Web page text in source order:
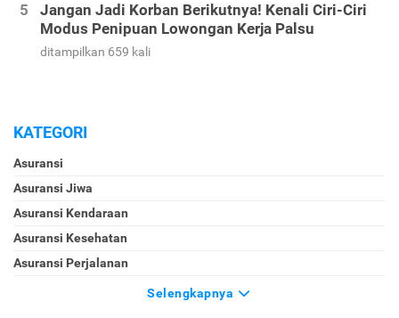
Jangan Jadi Korban Berikutnya! Kenali Ciri-Ciri
Modus Penipuan Lowongan Kerja Palsu
ditampilkan 659 kali
KATEGORI
Asuransi
Asuransi Jiwa
Asuransi Kendaraan
Asuransi Kesehatan
Asuransi Perjalanan
Selengkapnya